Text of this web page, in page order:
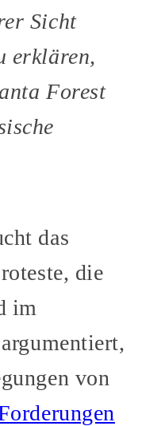
Sicht
erklären,
Forest
das
die
im
von